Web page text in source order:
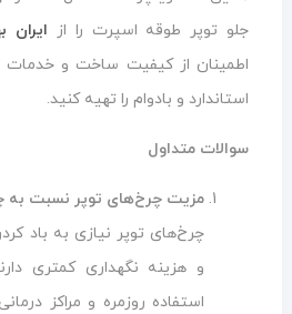
جلو توپر طوقه اسپرت را از ایران
اطمینان از کیفیت ساخت و
استاندارد و بادوام را تهیه کنید.
سوالات متداول
مزیت چرخ‌های توپر نسبت
چرخ‌های توپر نیازی به باد
و هزینه نگهداری کمتری
استفاده روزمره و مراکز